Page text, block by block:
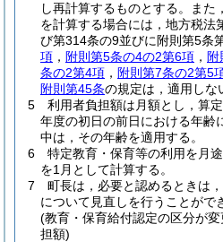
し再計算するものとする。
また
を計算する場合には，地方税法
び第314条の9並びに附則第5条
項 ， 附則第5条の4の2第6項 ，
条の2第4項 ， 附則第7条の2第5
附則第45条の規定は，適用しな
5
利用者負担額は月額とし，算
年度の初日の前日における年齢
中は，その年齢を適用する。
6
特定教育・保育等の利用を月
を1月として計算する。
7
町長は，必要と認めるときは
について見直しを行うことがで
(教育・保育給付認定の区分が
担額)